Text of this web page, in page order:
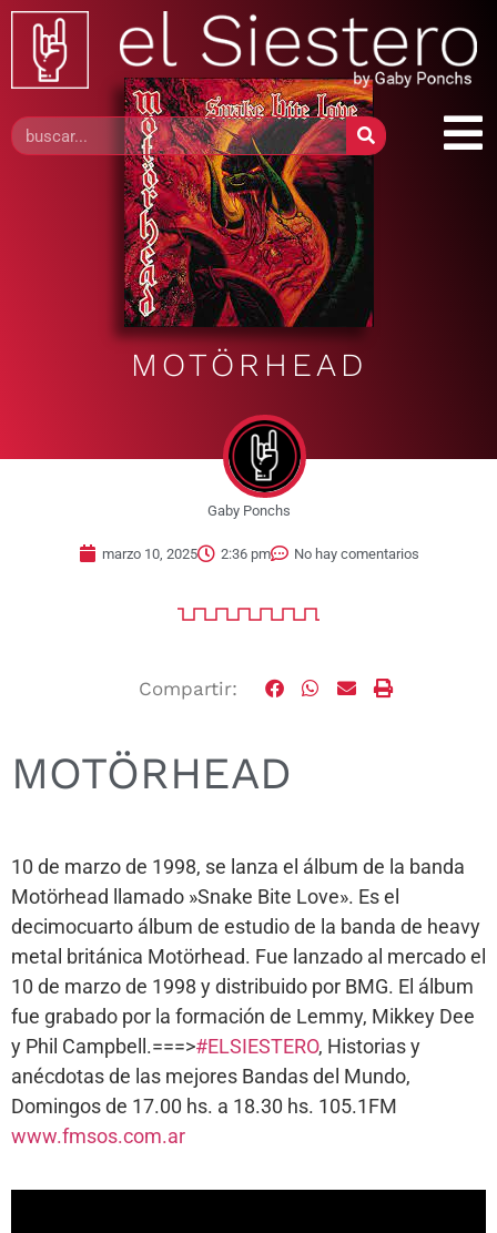
MOTÖRHEAD
Gaby Ponchs
marzo 10, 2025 2:36 pm No hay comentarios
Compartir:
MOTÖRHEAD
10 de marzo de 1998, se lanza el álbum de la banda
Motörhead llamado »Snake Bite Love». Es el
decimocuarto álbum de estudio de la banda de heavy
metal británica Motörhead. Fue lanzado al mercado el
10 de marzo de 1998 y distribuido por BMG. El álbum
fue grabado por la formación de Lemmy, Mikkey Dee
y Phil Campbell.===>#ELSIESTERO, Historias y
anécdotas de las mejores Bandas del Mundo,
Domingos de 17.00 hs. a 18.30 hs. 105.1FM
www.fmsos.com.ar